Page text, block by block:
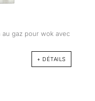
au gaz pour wok avec
+ DÉTAILS